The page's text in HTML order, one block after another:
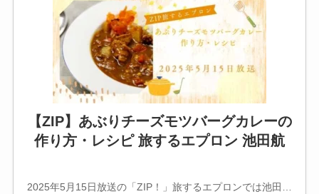
【ZIP】あぶりチーズモツバーグカレーの
作り方・レシピ 旅するエプロン 池田航
2025年5月15日放送の「ZIP！」旅するエプロンでは池田…